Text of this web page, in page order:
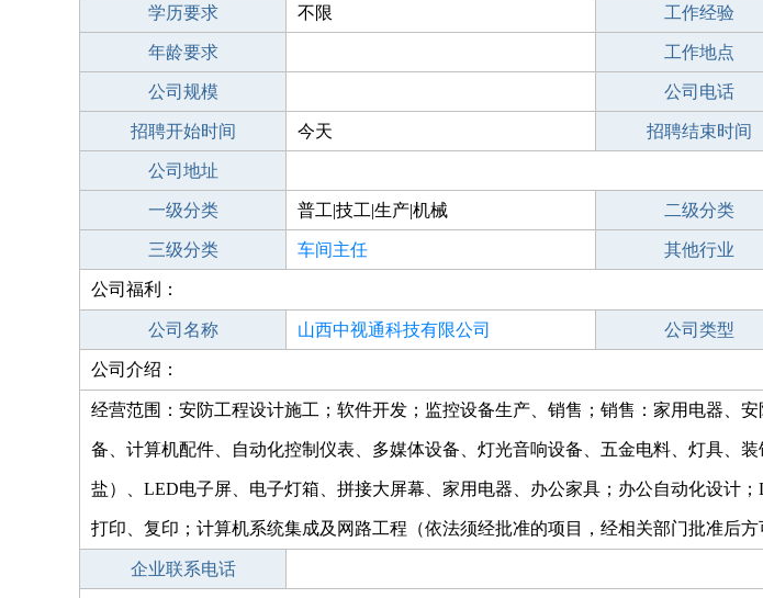
学历要求 不限 工作经验
年龄要求 工作地点
公司规模 公司电话
招聘开始时间 今天 招聘结束时间
公司地址
一级分类 普工|技工|生产|机械 二级分类
三级分类 车间主任 其他行业
公司福利：
公司名称 山西中视通科技有限公司 公司类型
公司介绍：
经营范围：安防工程设计施工；软件开发；监控设备生产、销售；销售：家用电器、
备、计算机配件、自动化控制仪表、多媒体设备、灯光音响设备、五金电料、灯具、
盐）、LED电子屏、电子灯箱、拼接大屏幕、家用电器、办公家具；办公自动化设计
打印、复印；计算机系统集成及网路工程（依法须经批准的项目，经相关部门批准后方
企业联系电话